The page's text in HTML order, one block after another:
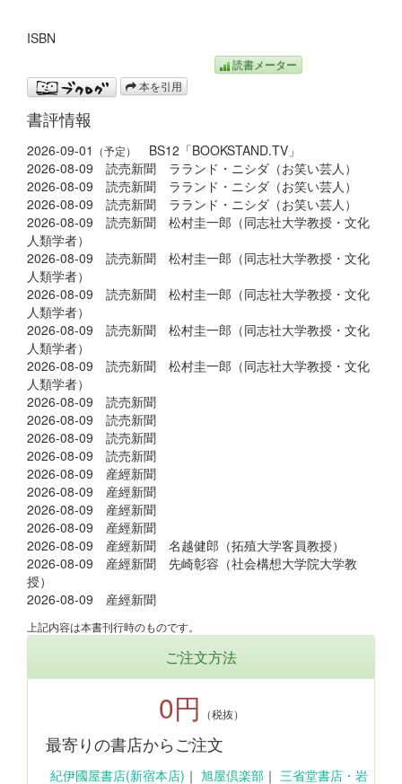
ISBN
読書メーター
本を引用
書評情報
2026-09-01 （予定）
BS12「BOOKSTAND.TV」
2026-08-09 読売新聞 ラランド・ニシダ（お笑い芸人）
2026-08-09 読売新聞 ラランド・ニシダ（お笑い芸人）
2026-08-09 読売新聞 ラランド・ニシダ（お笑い芸人）
2026-08-09 読売新聞 松村圭一郎（同志社大学教授・文化
人類学者）
2026-08-09 読売新聞 松村圭一郎（同志社大学教授・文化
人類学者）
2026-08-09 読売新聞 松村圭一郎（同志社大学教授・文化
人類学者）
2026-08-09 読売新聞 松村圭一郎（同志社大学教授・文化
人類学者）
2026-08-09 読売新聞 松村圭一郎（同志社大学教授・文化
人類学者）
2026-08-09 読売新聞
2026-08-09 読売新聞
2026-08-09 読売新聞
2026-08-09 読売新聞
2026-08-09 産經新聞
2026-08-09 産經新聞
2026-08-09 産經新聞
2026-08-09 産經新聞
2026-08-09 産經新聞 名越健郎（拓殖大学客員教授）
2026-08-09 産經新聞 先崎彰容（社会構想大学院大学教
授）
2026-08-09 産經新聞
上記内容は本書刊行時のものです。
ご注文方法
0円 （税抜）
最寄りの書店からご注文
紀伊國屋書店(新宿本店) ｜ 旭屋倶楽部 ｜ 三省堂書店・岩